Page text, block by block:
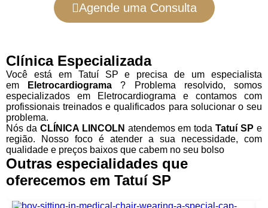
Agende uma Consulta
Clínica Especializada
Você está em Tatuí SP e precisa de um especialista
em Eletrocardiograma ? Problema resolvido, somos
especializados em Eletrocardiograma e contamos com
profissionais treinados e qualificados para solucionar o seu
problema.
Nós da CLÍNICA LINCOLN atendemos em todaTatuí SP e
região. Nosso foco é atender a sua necessidade, com
qualidade e preços baixos que cabem no seu bolso
Outras especialidades que
oferecemos em Tatuí SP